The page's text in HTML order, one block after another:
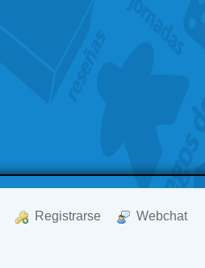
Registrarse Webchat